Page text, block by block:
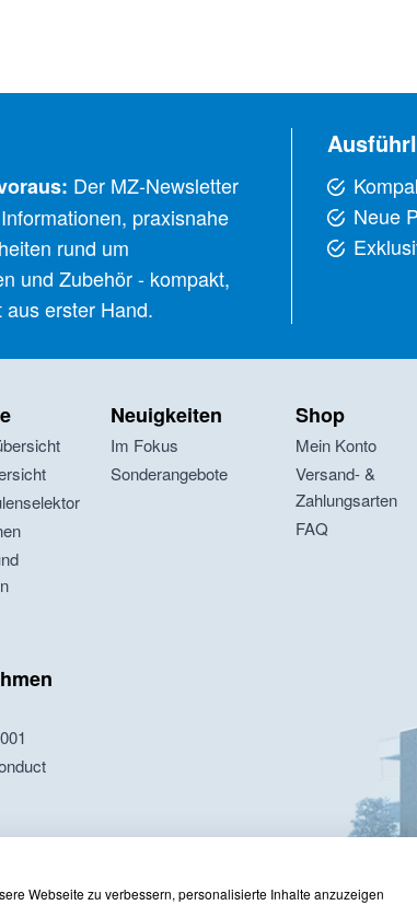
Der MZ-Newsletter
praxisnahe
rund um
und Zubehör - kompakt,
erster Hand.
Neue
Neuigkeiten
Im Fokus
Sonderangebote
Shop
Mein Konto
Versand- &
Zahlungsarten
FAQ
Webseite zu verbessern, personalisierte Inhalte anzuzeigen